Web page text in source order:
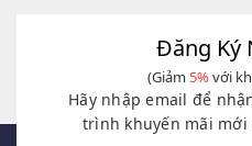
Đăng Ký
(Giảm 5%với
Hãy nhập email để
trình khuyến mãi